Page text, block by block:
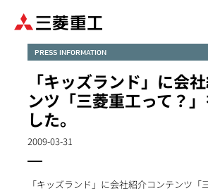
PRESS INFORMATION
「キッズランド」に会
ンツ「三菱重工って？
した。
2009-03-31
「キッズランド」に会社紹介コンテンツ「